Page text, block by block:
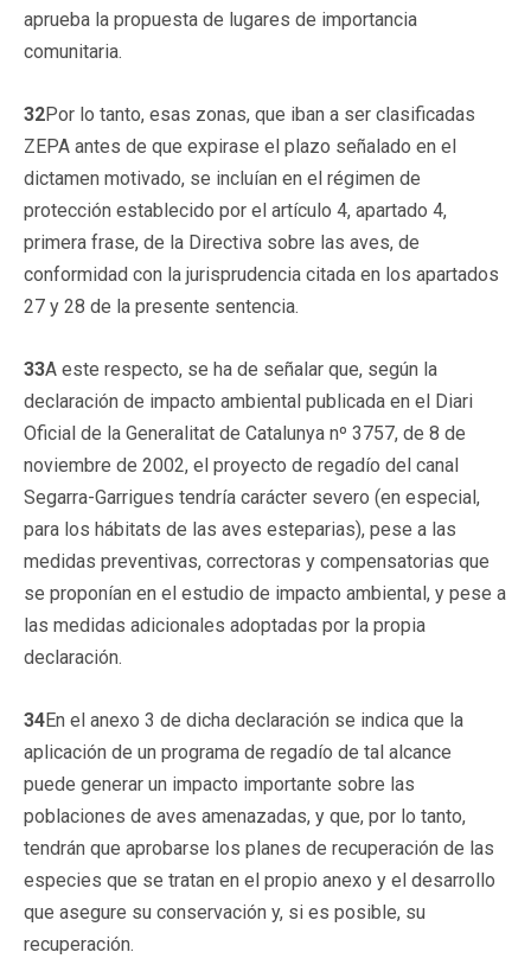
aprueba la propuesta de lugares de importancia
comunitaria.
32Por lo tanto, esas zonas, que iban a ser clasificadas
ZEPA antes de que expirase el plazo señalado en el
dictamen motivado, se incluían en el régimen de
protección establecido por el artículo 4, apartado 4,
primera frase, de la Directiva sobre las aves, de
conformidad con la jurisprudencia citada en los apartados
27 y 28 de la presente sentencia.
33A este respecto, se ha de señalar que, según la
declaración de impacto ambiental publicada en el Diari
Oficial de la Generalitat de Catalunya nº 3757, de 8 de
noviembre de 2002, el proyecto de regadío del canal
Segarra-Garrigues tendría carácter severo (en especial,
para los hábitats de las aves esteparias), pese a las
medidas preventivas, correctoras y compensatorias que
se proponían en el estudio de impacto ambiental, y pese a
las medidas adicionales adoptadas por la propia
declaración.
34En el anexo 3 de dicha declaración se indica que la
aplicación de un programa de regadío de tal alcance
puede generar un impacto importante sobre las
poblaciones de aves amenazadas, y que, por lo tanto,
tendrán que aprobarse los planes de recuperación de las
especies que se tratan en el propio anexo y el desarrollo
que asegure su conservación y, si es posible, su
recuperación.